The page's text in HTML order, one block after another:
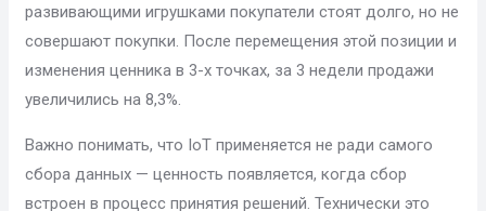
развивающими игрушками покупатели стоят долго, но не
совершают покупки. После перемещения этой позиции и
изменения ценника в 3-х точках, за 3 недели продажи
увеличились на 8,3%.
Важно понимать, что IoT применяется не ради самого
сбора данных — ценность появляется, когда сбор
встроен в процесс принятия решений. Технически это